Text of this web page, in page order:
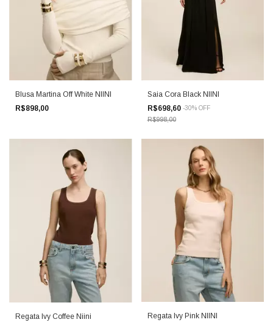
Blusa Martina Off White NIINI
R$898,00
Saia Cora Black NIINI
R$698,60 -30% OFF
R$998,00
Regata Ivy Coffee Niini
Regata Ivy Pink NIINI